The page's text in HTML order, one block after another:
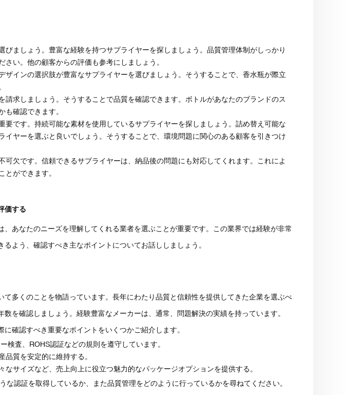
びましょう。豊富な経験を持つサプライヤーを探しましょう。品質管理体制がしっかり
さい。他の顧客からの評価も参考にしましょう。
ザインの選択肢が豊富なサプライヤーを選びましょう。そうすることで、香水瓶が際立
請求しましょう。そうすることで品質を確認できます。ボトルがあなたのブランドのス
も確認できます。
要です。持続可能な素材を使用しているサプライヤーを探しましょう。詰め替え可能な
イヤーを選ぶと良いでしょう。そうすることで、環境問題に関心のある顧客を引きつけ
可欠です。信頼できるサプライヤーは、納品後の問題にも対応してくれます。これによ
とができます。
価する
、あなたのニーズを理解してくれる業者を選ぶことが重要です。この業界では経験が非常
るよう、確認すべき主なポイントについてお話ししましょう。
て多くのことを物語っています。長年にわたり品質と信頼性を提供してきた企業を選ぶべ
数を確認しましょう。経験豊富なメーカーは、通常、問題解決の実績を持っています。
確認すべき重要なポイントをいくつかご紹介します。
検査、ROHS認証などの規則を遵守しています。
品質を安定的に維持する。
なサイズなど、売上向上に役立つ魅力的なパッケージオプションを提供する。
な認証を取得しているか、また品質管理をどのように行っているかを尋ねてください。